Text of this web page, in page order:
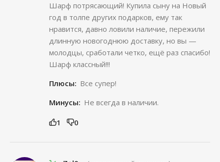
Шарф потрясающий! Купила сыну на Новый
год в толпе других подарков, ему так
нравится, давно ловили наличие, пережили
длинную новогоднюю доставку, но вы —
молодцы, сработали четко, ещё раз спасибо!
Шарф классный!!!
Плюсы: Все супер!
Минусы: Не всегда в наличии.
1 0